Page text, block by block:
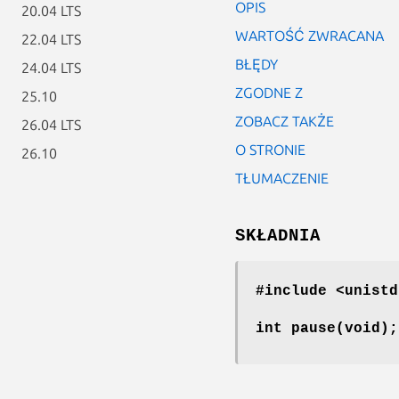
20.04 LTS
22.04 LTS
24.04 LTS
25.10
26.04 LTS
26.10
OPIS
WARTOŚĆ ZWRACANA
BŁĘDY
ZGODNE Z
ZOBACZ TAKŻE
O STRONIE
TŁUMACZENIE
SKŁADNIA
#include
int pause(void);